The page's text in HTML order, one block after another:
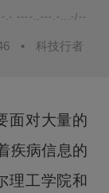
----..---.-...-/--
• 科技行者
面对大量的
疾病信息的
理工学院和